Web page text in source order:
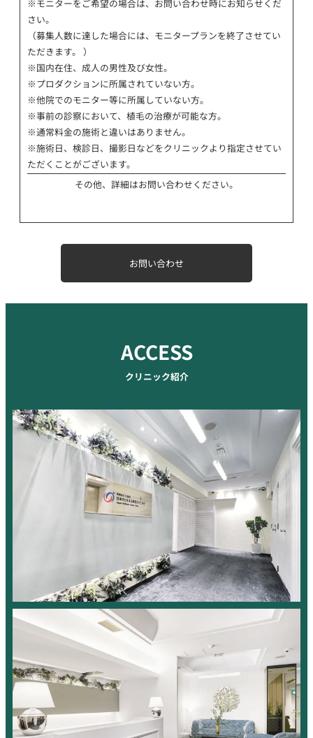
※モニターをご希望の場合は、お問い合わせ時にお知らせくだ
さい。
（募集人数に達した場合には、モニタープランを終了させてい
ただきます。 ）
※国内在住、成人の男性及び女性。
※プロダクションに所属されていない方。
※他院でのモニター等に所属していない方。
※事前の診察において、植毛の治療が可能な方。
※通常料金の施術と違いはありません。
※施術日、検診日、撮影日などをクリニックより指定させてい
ただくことがございます。
その他、詳細はお問い合わせください。
お問い合わせ
ACCESS
クリニック紹介